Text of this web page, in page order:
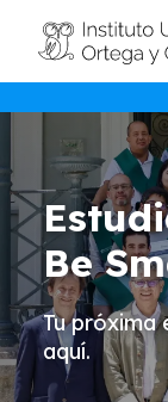
Be
Tu próxima
aquí.